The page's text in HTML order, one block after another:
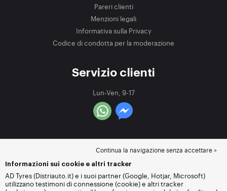
Pareri clienti
Menzioni legali
Informativa sulla Privacy
Codice di condotta per la moderazione
Servizio clienti
Lun-Ven, 9-17
Continua la navigazione senza accettare >
Informazioni sui cookie e altri tracker
AD Tyres (Distriauto.it) e i suoi partner (Google, Hotjar, Microsoft)
utilizzano testimoni di connessione (cookie) e altri tracker